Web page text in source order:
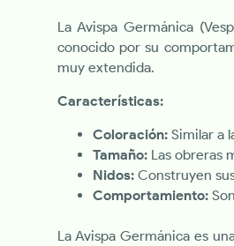
La Avispa Germánica
conocido por su
muy extendida.
Características:
Coloración:Similar a
Tamaño:Las obreras
Nidos: Construyen
Comportamiento:
La Avispa Germánica es